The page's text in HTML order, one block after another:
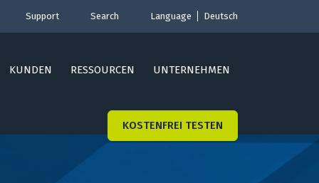
Support Search Language Deutsch
KUNDEN RESSOURCEN UNTERNEHMEN
KOSTENFREI TESTEN